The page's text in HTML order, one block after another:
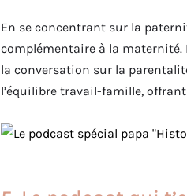
En se concentrant sur la
complémentaire à la maternité.
la conversation sur la
l’équilibre travail-famille,